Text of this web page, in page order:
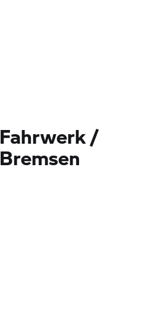
Fahrwerk /
Bremsen